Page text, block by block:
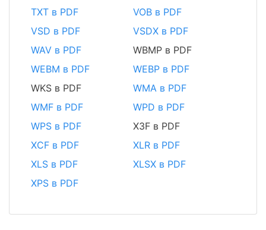
TXT в PDF
VOB в PDF
VSD в PDF
VSDX в PDF
WAV в PDF
WBMP в PDF
WEBM в PDF
WEBP в PDF
WKS в PDF
WMA в PDF
WMF в PDF
WPD в PDF
WPS в PDF
X3F в PDF
XCF в PDF
XLR в PDF
XLS в PDF
XLSX в PDF
XPS в PDF